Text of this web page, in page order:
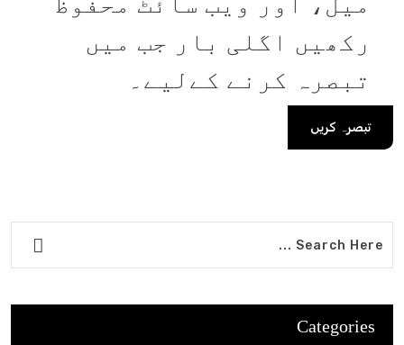
Categories
رکھیں اگلی بار جب میں
تبصرہ کرنے کےلیے۔